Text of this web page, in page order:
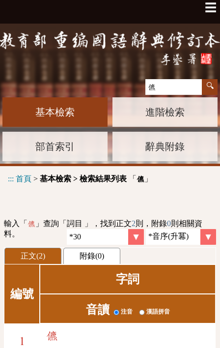
☰
基本檢索 進階檢索
部首索引 辭典附錄
::: 首頁 > 基本檢索 > 檢索結果列表 「 儦 」
輸入「 儦 」查詢「詞目 」，找到正文2則，附錄0則相關資
料。
正文(2) 附錄(0)
編號
字詞
音讀 注音 漢語拼音
1 儦